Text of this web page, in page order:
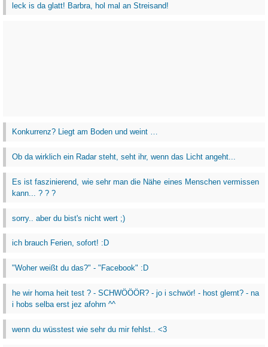
leck is da glatt! Barbra, hol mal an Streisand!
Konkurrenz? Liegt am Boden und weint …
Ob da wirklich ein Radar steht, seht ihr, wenn das Licht angeht...
Es ist faszinierend, wie sehr man die Nähe eines Menschen vermissen
kann... ? ? ?
sorry.. aber du bist's nicht wert ;)
ich brauch Ferien, sofort! :D
"Woher weißt du das?" - "Facebook" :D
he wir homa heit test ? - SCHWÖÖÖR? - jo i schwör! - host glernt? - na
i hobs selba erst jez afohrn ^^
wenn du wüsstest wie sehr du mir fehlst.. <3